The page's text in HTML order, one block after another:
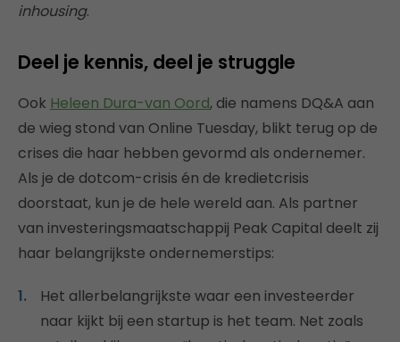
inhousing.
Deel je kennis, deel je struggle
Ook Heleen Dura-van Oord, die namens DQ&A aan
de wieg stond van Online Tuesday, blikt terug op de
crises die haar hebben gevormd als ondernemer.
Als je de dotcom-crisis én de kredietcrisis
doorstaat, kun je de hele wereld aan. Als partner
van investeringsmaatschappij Peak Capital deelt zij
haar belangrijkste ondernemerstips:
Het allerbelangrijkste waar een investeerder
naar kijkt bij een startup is het team. Net zoals